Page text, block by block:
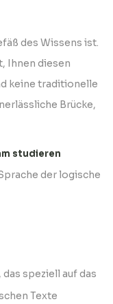
des Wissens ist.
Ihnen diesen
keine traditionelle
Brücke,
studieren
der logische
speziell auf das
Texte